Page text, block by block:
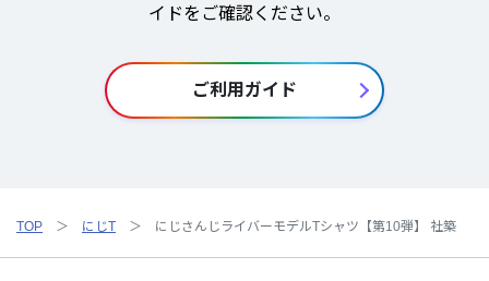
イドをご確認ください。
ご利用ガイド
TOP にじT にじさんじライバーモデルTシャツ【第10弾】 社築